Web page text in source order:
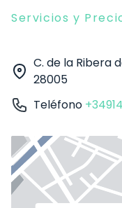
Servicios y
C. de la Ribera
28005
Teléfono